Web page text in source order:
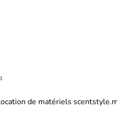
de matériels